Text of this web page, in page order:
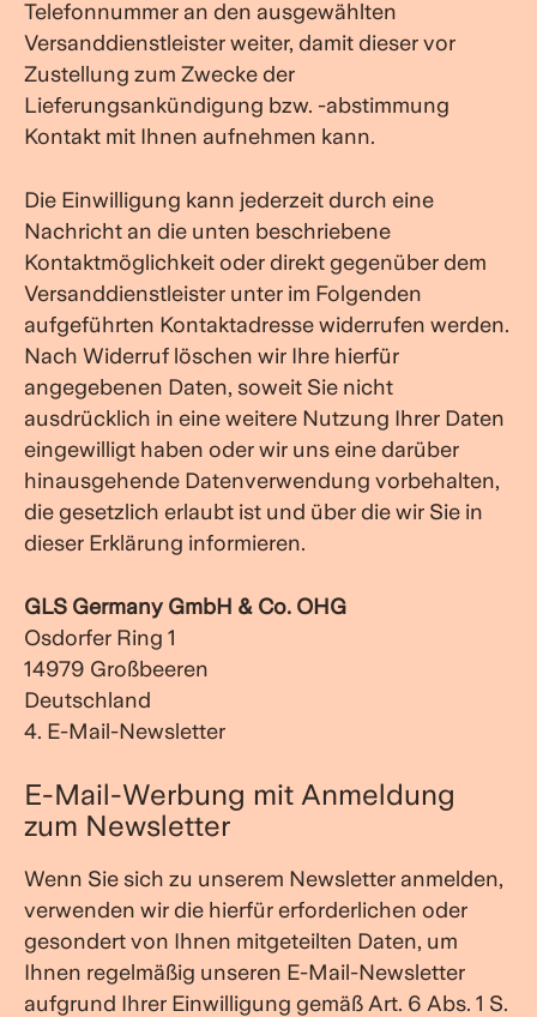
Telefonnummer an den ausgewählten
Versanddienstleister weiter, damit dieser vor
Zustellung zum Zwecke der
Lieferungsankündigung bzw. -abstimmung
Kontakt mit Ihnen aufnehmen kann.
Die Einwilligung kann jederzeit durch eine
Nachricht an die unten beschriebene
Kontaktmöglichkeit oder direkt gegenüber dem
Versanddienstleister unter im Folgenden
aufgeführten Kontaktadresse widerrufen werden.
Nach Widerruf löschen wir Ihre hierfür
angegebenen Daten, soweit Sie nicht
ausdrücklich in eine weitere Nutzung Ihrer Daten
eingewilligt haben oder wir uns eine darüber
hinausgehende Datenverwendung vorbehalten,
die gesetzlich erlaubt ist und über die wir Sie in
dieser Erklärung informieren.
GLS Germany GmbH & Co. OHG
Osdorfer Ring 1
14979 Großbeeren
Deutschland
4. E-Mail-Newsletter
E-Mail-Werbung mit Anmeldung
zum Newsletter
Wenn Sie sich zu unserem Newsletter anmelden,
verwenden wir die hierfür erforderlichen oder
gesondert von Ihnen mitgeteilten Daten, um
Ihnen regelmäßig unseren E-Mail-Newsletter
aufgrund Ihrer Einwilligung gemäß Art. 6 Abs. 1 S.